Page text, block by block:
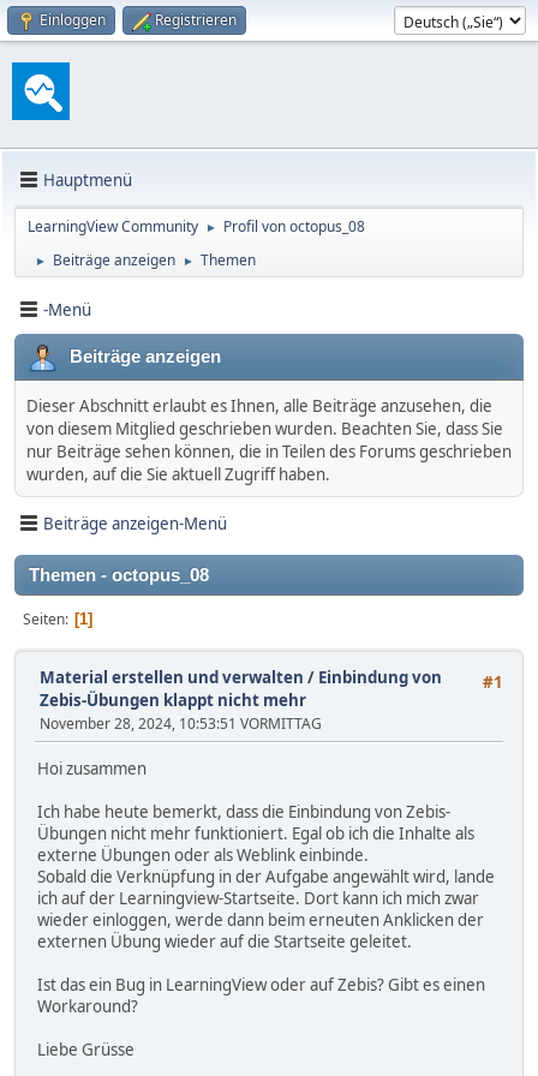
Einloggen Registrieren
Hauptmenü
LearningView Community ► Profil von octopus_08
► Beiträge anzeigen ► Themen
-Menü
Beiträge anzeigen
Dieser Abschnitt erlaubt es Ihnen, alle Beiträge anzusehen, die
von diesem Mitglied geschrieben wurden. Beachten Sie, dass Sie
nur Beiträge sehen können, die in Teilen des Forums geschrieben
wurden, auf die Sie aktuell Zugriff haben.
Beiträge anzeigen-Menü
Themen - octopus_08
Seiten 1
#1
Material erstellen und verwalten / Einbindung von
Zebis-Übungen klappt nicht mehr
November 28, 2024, 10:53:51 VORMITTAG
Hoi zusammen
Ich habe heute bemerkt, dass die Einbindung von Zebis-
Übungen nicht mehr funktioniert. Egal ob ich die Inhalte als
externe Übungen oder als Weblink einbinde.
Sobald die Verknüpfung in der Aufgabe angewählt wird, lande
ich auf der Learningview-Startseite. Dort kann ich mich zwar
wieder einloggen, werde dann beim erneuten Anklicken der
externen Übung wieder auf die Startseite geleitet.
Ist das ein Bug in LearningView oder auf Zebis? Gibt es einen
Workaround?
Liebe Grüsse